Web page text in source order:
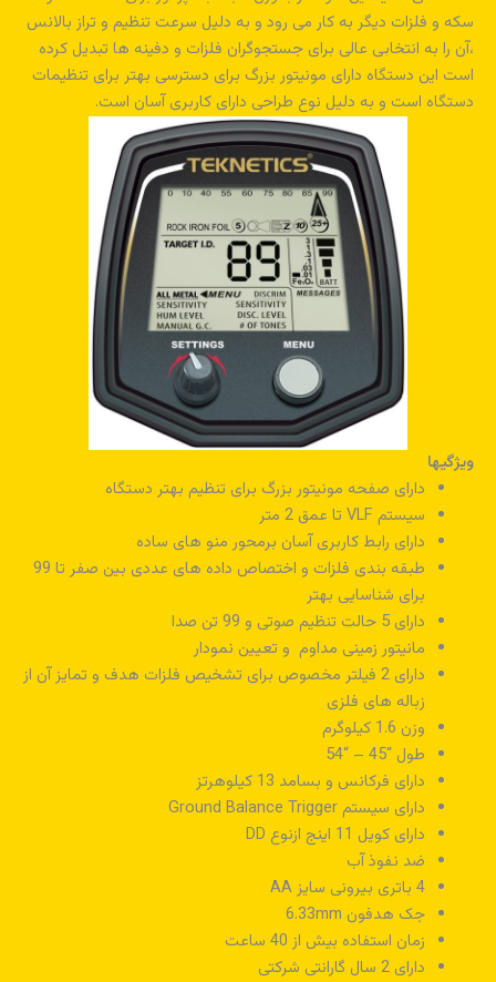
سکه و فلزات دیگر به کار می رود و به دلیل سرعت تنظیم و تراز بالانس
،آن را به انتخابی عالی برای جستجوگران فلزات و دفینه ها تبدیل کرده
است این دستگاه دارای مونیتور بزرگ برای دسترسی بهتر برای تنظیمات
دستگاه است و به دلیل نوع طراحی دارای کاربری آسان است.
ویژگیها
دارای صفحه مونیتور بزرگ برای تنظیم بهتر دستگاه
سیستم VLF تا عمق 2 متر
دارای رابط کاربری آسان برمحور منو های ساده
طبقه بندی فلزات و اختصاص داده های عددی بین صفر تا 99
برای شناسایی بهتر
دارای 5 حالت تنظیم صوتی و 99 تن صدا
مانیتور زمینی مداوم و تعیین نمودار
دارای 2 فیلتر مخصوص برای تشخیص فلزات هدف و تمایز آن از
زباله های فلزی
وزن 1.6 کیلوگرم
طول “45 – “54
دارای فرکانس و بسامد 13 کیلوهرتز
دارای سیستم Ground Balance Trigger
دارای کویل 11 اینج ازنوع DD
ضد نفوذ آب
4 باتری بیرونی سایز AA
جک هدفون 6.33mm
زمان استفاده بیش از 40 ساعت
دارای 2 سال گارانتی شرکتی